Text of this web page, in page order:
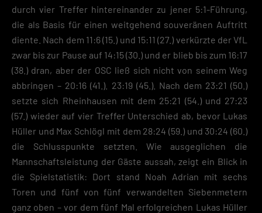
durch vier Treffer hintereinander zu jener 5:1-Führung,
die als Basis für einen weitgehend souveränen Auftritt
diente. Nach dem 11:6 (15.) und 15:11 (27.) verkürzte der VfL
zwar bis zur Pause auf 14:15 (30.) und er blieb bis zum 16:17
(38.) dran, aber der OSC ließ sich nicht von seinem Weg
abbringen – 20:16 (41.). 23:19 (45.). Nach dem 23:21 (50.)
setzte sich Rheinhausen mit dem 25:21 (54.) und 27:23
(57.) wieder auf vier Treffer Unterschied ab, bevor Lukas
Hüller und Max Schlögl mit dem 28:24 (59.) und 30:24 (60.)
die Schlusspunkte setzten. Wie ausgeglichen die
Mannschaftsleistung der Gäste aussah, zeigt ein Blick in
die Spielstatistik: Dort stand Noah Adrian mit sechs
Toren und fünf von fünf verwandelten Siebenmetern
ganz oben – vor dem fünf Mal erfolgreichen Lukas Hüller